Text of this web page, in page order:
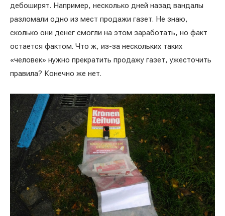
дебоширят. Например, несколько дней назад вандалы
разломали одно из мест продажи газет. Не знаю,
сколько они денег смогли на этом заработать, но факт
остается фактом. Что ж, из-за нескольких таких
«человек» нужно прекратить продажу газет, ужесточить
правила? Конечно же нет.